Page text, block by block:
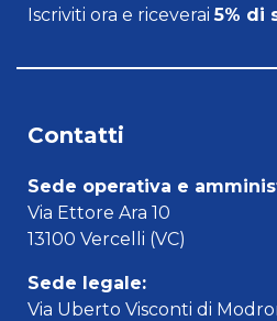
Iscriviti ora e riceverai5% di
Contatti
Sede operativa e
Via Ettore Ara 10
13100 Vercelli (VC)
Sede legale:
Via Uberto Visconti di